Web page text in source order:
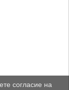
согласие на